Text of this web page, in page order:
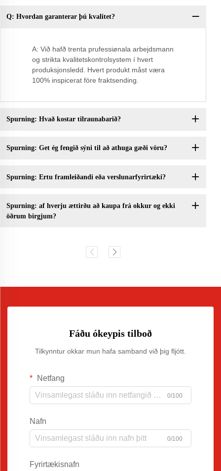
Q: Hvordan garanterar þú kvalitet?
A: Við hafð trenta prufessiønala arbejdsmann
og strikta kvalitetskontrolsystem í hvert
produksjonsledd. Hvert produkt måst væra
100% inspicerat före fraktsending.
Spurning: Hvað kostar tilraunabarið?
Spurning: Get ég fengið sýni til að athuga gæði vöru?
Spurning: Ertu framleiðandi eða verslunarfyrirtæki?
Spurning: af hverju ættirðu að kaupa frá okkur og ekki
öðrum birgjum?
Fáðu ókeypis tilboð
Tilkynntur okkar mun hafa samband við þig fljótt.
Netfang
0/100
Nafn
0/100
Fyrirtækisnafn